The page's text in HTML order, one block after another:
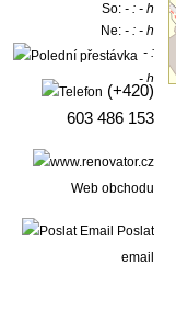
So:- : - h
Ne:- : - h
- :
- h
(+420)
603 486 153
Web obchodu
Poslat
email